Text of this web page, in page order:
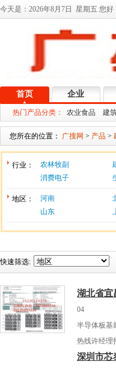
今天是： 2026年8月7日 星期五 您好
首页 企业
热门产品分类： 农业食品 建
您所在的位置： 广搜网 > 产品 >
行业： 农林牧副
消费电子
地区： 河南
山东
快速筛选:
湖北省宜
04
半导体板基
热线许经理
深圳市芯